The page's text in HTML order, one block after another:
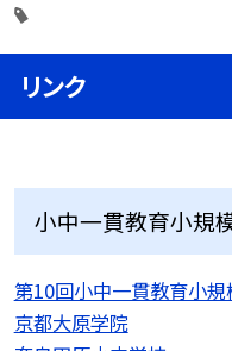
リンク
小中一貫教育小規
第10回小中一貫教育小規
京都大原学院